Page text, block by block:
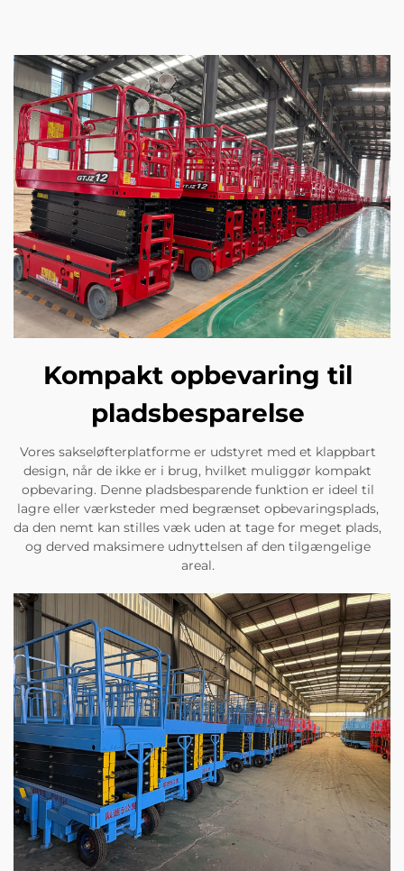
Kompakt opbevaring til
pladsbesparelse
Vores sakseløfterplatforme er udstyret med et klappbart
design, når de ikke er i brug, hvilket muliggør kompakt
opbevaring. Denne pladsbesparende funktion er ideel til
lagre eller værksteder med begrænset opbevaringsplads,
da den nemt kan stilles væk uden at tage for meget plads,
og derved maksimere udnyttelsen af den tilgængelige
areal.